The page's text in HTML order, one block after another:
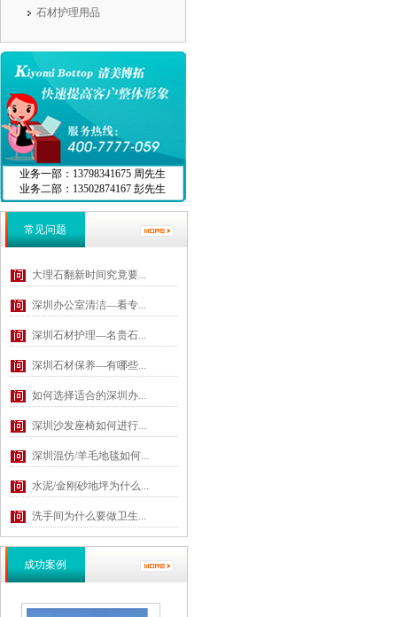
石材护理用品
业务一部：13798341675 周先生
业务二部：13502874167 彭先生
常见问题
大理石翻新时间究竟要...
深圳办公室清洁—看专...
深圳石材护理—名贵石...
深圳石材保养—有哪些...
如何选择适合的深圳办...
深圳沙发座椅如何进行...
深圳混仿/羊毛地毯如何...
水泥/金刚砂地坪为什么...
洗手间为什么要做卫生...
成功案例